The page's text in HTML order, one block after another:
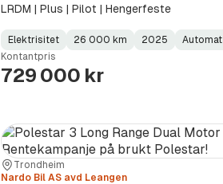
LRDM | Plus | Pilot | Hengerfeste
Fuel
Type:
Elektrisitet
Kilometerstand:
26 000 km
Model
Year:
2025
Gearbox
Type:
Automat
Kontantpris
729 000 kr
Sted:Trondheim
Forhandler:
Nardo Bil AS avd Leangen